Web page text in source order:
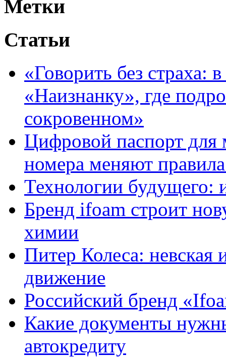
Метки
Статьи
«Говорить без страха:
«Наизнанку», где
сокровенном»
Цифровой паспорт для
номера меняют
Технологии будущего:
Бренд ifoam строит
химии
Питер Колеса: невская
движение
Российский бренд
Какие документы
автокредиту